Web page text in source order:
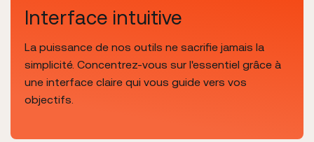
Interface intuitive
La puissance de nos outils ne sacrifie jamais la
simplicité. Concentrez-vous sur l'essentiel grâce à
une interface claire qui vous guide vers vos
objectifs.